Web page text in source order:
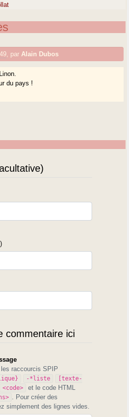
par Alain Dubos
du pays !
commentaire ici
raccourcis SPIP
-*liste
[texte-
<code> et le code HTML
. Pour créer des
simplement des lignes vides.